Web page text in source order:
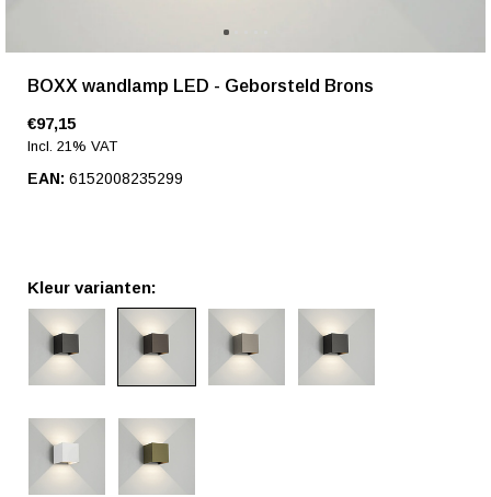
BOXX wandlamp LED - Geborsteld Brons
€97,15
Incl. 21% VAT
EAN: 6152008235299
Kleur varianten: